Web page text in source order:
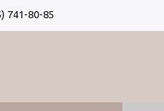
741-80-85